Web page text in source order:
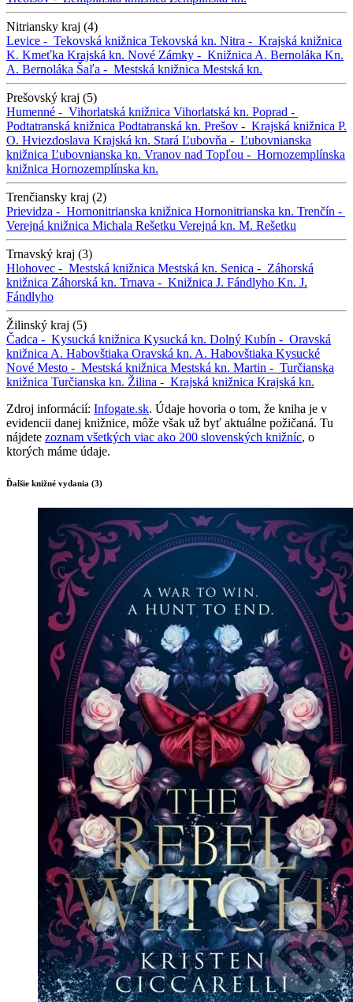
Nitriansky kraj (4)
Levice - Tekovská knižnica Tekovská kn. Nitra - Krajská knižnica
K. Kmeťka Krajská kn. Nové Zámky - Knižnica A. Bernoláka Kn.
A. Bernoláka Šaľa - Mestská knižnica Mestská kn.
Prešovský kraj (5)
Humenné - Vihorlatská knižnica Vihorlatská kn. Poprad -
Podtatranská knižnica Podtatranská kn. Prešov - Krajská knižnica P.
O. Hviezdoslava Krajská kn. Stará Ľubovňa - Ľubovnianska
knižnica Ľubovnianska kn. Vranov nad Topľou - Hornozemplínska
knižnica Hornozemplínska kn.
Trenčiansky kraj (2)
Prievidza - Hornonitrianska knižnica Hornonitrianska kn. Trenčín -
Verejná knižnica Michala Rešetku Verejná kn. M. Rešetku
Trnavský kraj (3)
Hlohovec - Mestská knižnica Mestská kn. Senica - Záhorská
knižnica Záhorská kn. Trnava - Knižnica J. Fándlyho Kn. J.
Fándlyho
Žilinský kraj (5)
Čadca - Kysucká knižnica Kysucká kn. Dolný Kubín - Oravská
knižnica A. Habovštiaka Oravská kn. A. Habovštiaka Kysucké
Nové Mesto - Mestská knižnica Mestská kn. Martin - Turčianska
knižnica Turčianska kn. Žilina - Krajská knižnica Krajská kn.
Zdroj informácií: Infogate.sk. Údaje hovoria o tom, že kniha je v
evidencii danej knižnice, môže však už byť aktuálne požičaná. Tu
nájdete zoznam všetkých viac ako 200 slovenských knižníc, o
ktorých máme údaje.
Ďalšie knižné vydania (3)